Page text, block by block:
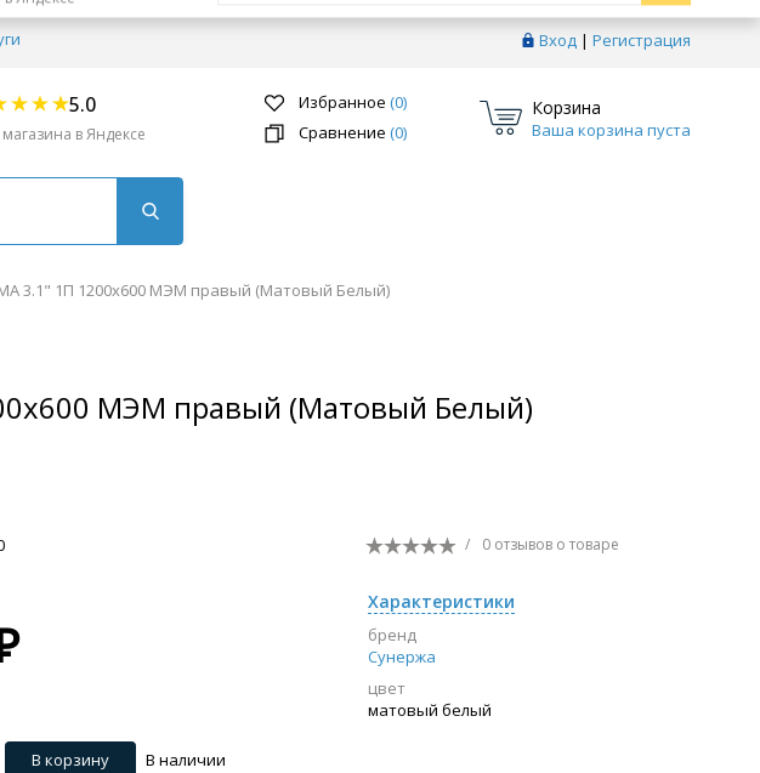
Вход | Регистрация
5.0
в Яндексе
Избранное (0)
Сравнение (0)
Корзина
Ваша корзина пуста
Душевые стойки
Системы скрытого монтажа
Перейти в раздел
Биде
С вертикальным выпуском
3.1" 1П 1200х600 МЭМ правый (Матовый Белый)
МЭМ правый (Матовый Белый)
/ 0 отзывов о товаре
Характеристики
бренд
Сунержа
цвет
матовый белый
В корзину В наличии